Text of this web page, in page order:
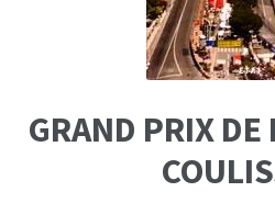
GRAND PRIX DE